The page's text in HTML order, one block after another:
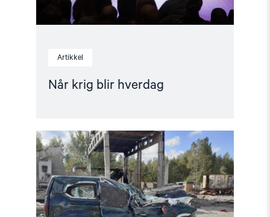
Artikkel
Når krig blir hverdag
Read
article
"Livet
under
russisk
okkupasjon:
Frykt
og